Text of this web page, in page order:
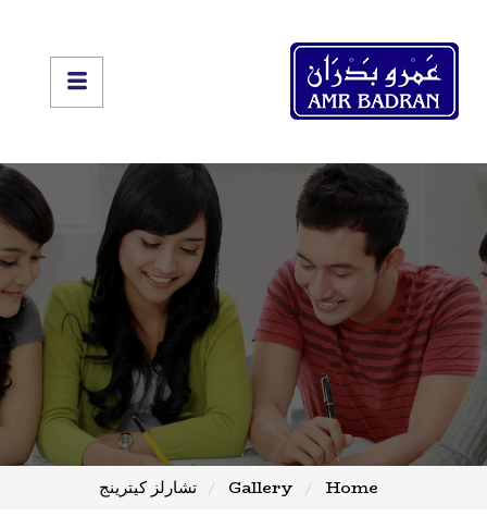
Home
Gallery تشارلز كيترينج